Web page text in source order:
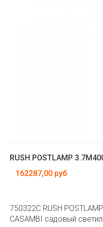
RUSH POSTLAMP
162287,00 руб
750322C RUSH
CASAMBI садовый